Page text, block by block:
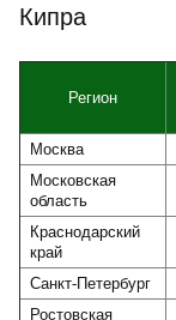
Кипра
Регион
Москва
Московская
область
Краснодарский
край
Санкт-Петербург
Ростовская